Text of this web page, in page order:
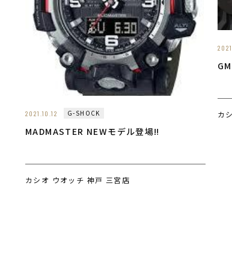
2021.10.12 G-SHOCK
MADMASTER NEWモデル登場‼️
カシオ ウオッチ 神戸 三宮店
カ